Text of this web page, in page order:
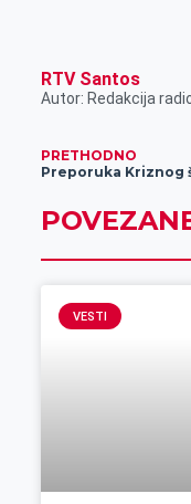
RTV Santos
Autor: Redakcija
PRETHODNO
VESTI